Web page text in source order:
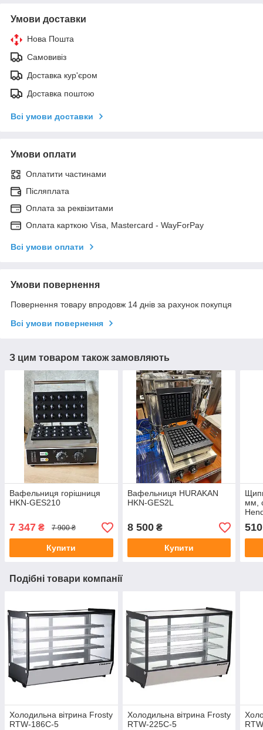
Умови доставки
Нова Пошта
Самовивіз
Доставка кур'єром
Доставка поштою
Всі умови доставки
Умови оплати
Оплатити частинами
Післяплата
Оплата за реквізитами
Оплата карткою Visa, Mastercard - WayForPay
Всі умови оплати
Умови повернення
Повернення товару впродовж 14 днів за рахунок покупця
Всі умови повернення
З цим товаром також замовляють
Вафельниця горішниця
HKN-GES210
7 347 ₴ 7 900 ₴
Купити
Вафельниця HURAKAN
HKN-GES2L
8 500₴
Купити
мм,
510
Подібні товари компанії
Холодильна вітрина Frosty
RTW-186C-5
Холодильна вітрина Frosty
RTW-225C-5